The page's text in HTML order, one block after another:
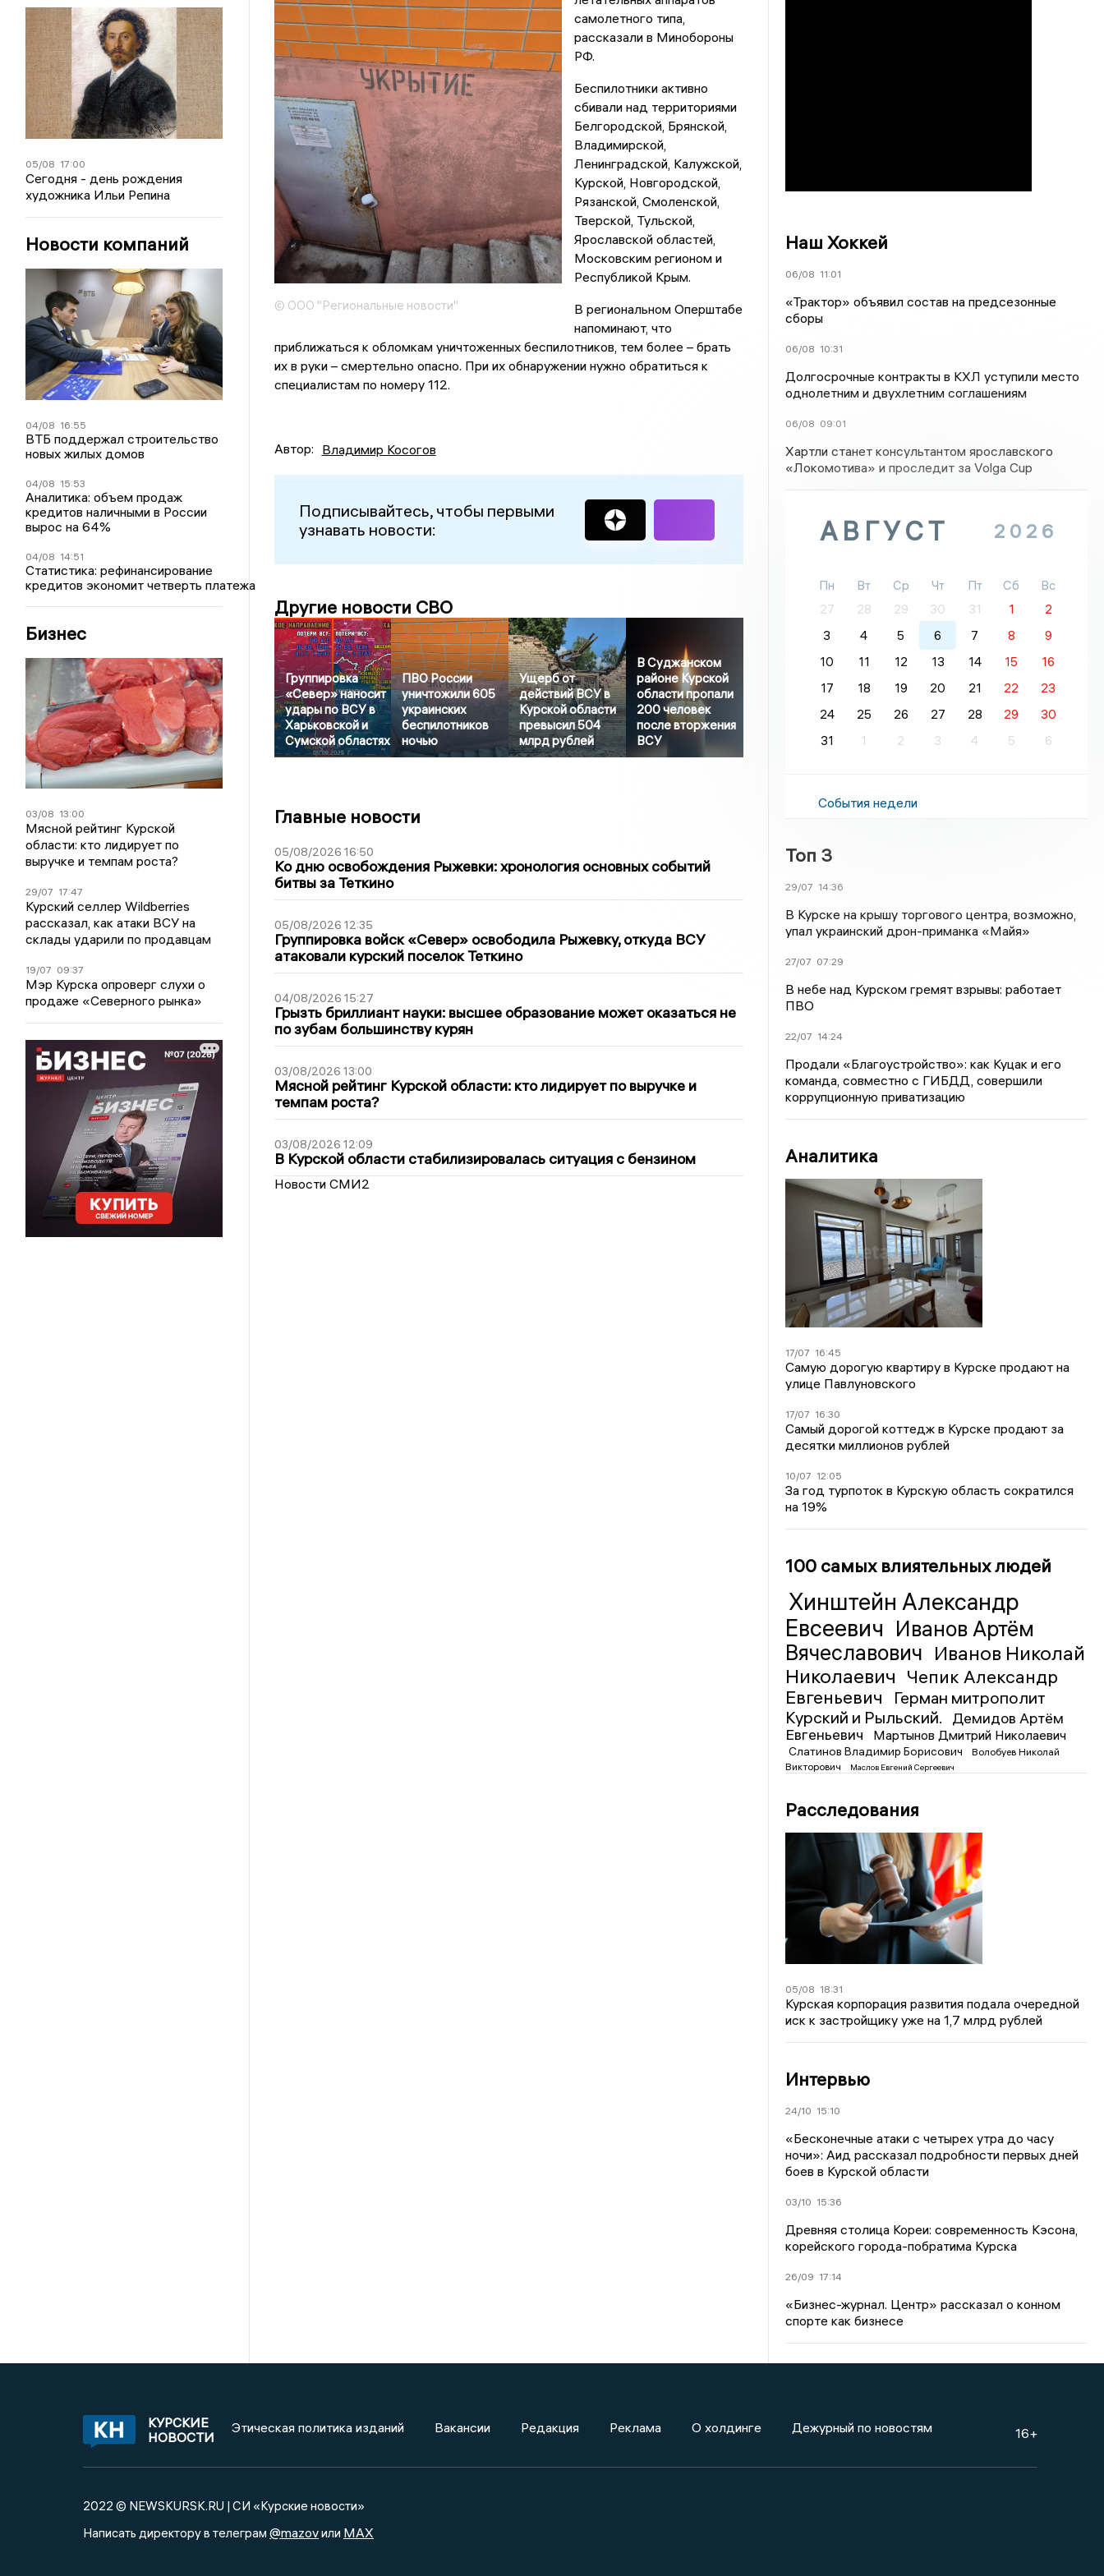
05/08 17:00
Сегодня - день рождения
художника Ильи Репина
Новости компаний
04/08 16:55
ВТБ поддержал строительство
новых жилых домов
04/08 15:53
Аналитика: объем продаж
кредитов наличными в России
вырос на 64%
04/08 14:51
Статистика: рефинансирование
кредитов экономит четверть платежа
Бизнес
03/08 13:00
Мясной рейтинг Курской
области: кто лидирует по
выручке и темпам роста?
29/07 17:47
Курский селлер Wildberries
рассказал, как атаки ВСУ на
склады ударили по продавцам
19/07 09:37
Мэр Курска опроверг слухи о
продаже «Северного рынка»
© ООО "Региональные новости"
самолетного типа,
рассказали в Минобороны
РФ.
Беспилотники активно
сбивали над территориями
Белгородской, Брянской,
Владимирской,
Ленинградской, Калужской,
Курской, Новгородской,
Рязанской, Смоленской,
Тверской, Тульской,
Ярославской областей,
Московским регионом и
Республикой Крым.
В региональном Оперштабе
напоминают, что
приближаться к обломкам уничтоженных беспилотников, тем более – брать
их в руки – смертельно опасно. При их обнаружении нужно обратиться к
специалистам по номеру 112.
Автор: Владимир Косогов
Подписывайтесь, чтобы первыми
узнавать новости:
Другие новости СВО
Группировка
«Север» наносит
удары по ВСУ в
Харьковской и
Сумской областях
ПВО России
уничтожили 605
украинских
беспилотников
ночью
Ущерб от
действий ВСУ в
Курской области
превысил 504
млрд рублей
В Суджанском
районе Курской
области пропали
200 человек
после вторжения
ВСУ
Главные новости
05/08/2026 16:50
Ко дню освобождения Рыжевки: хронология основных событий
битвы за Теткино
05/08/2026 12:35
Группировка войск «Север» освободила Рыжевку, откуда ВСУ
атаковали курский поселок Теткино
04/08/2026 15:27
Грызть бриллиант науки: высшее образование может оказаться не
по зубам большинству курян
03/08/2026 13:00
Мясной рейтинг Курской области: кто лидирует по выручке и
темпам роста?
03/08/2026 12:09
В Курской области стабилизировалась ситуация с бензином
Новости СМИ2
Наш Хоккей
06/08 11:01
«Трактор» объявил состав на предсезонные
сборы
06/08 10:31
Долгосрочные контракты в КХЛ уступили место
однолетним и двухлетним соглашениям
06/08 09:01
Хартли станет консультантом ярославского
«Локомотива» и проследит за Volga Cup
АВГУСТ 2026
Пн Вт Ср Чт Пт Сб
Вс
27
28 29 30 31 1
2
3
4 5 6 7 8
9
10
11 12 13 14 15
16
17
18 19 20 21 22
23
24
25 26 27 28 29
30
31
1 2 3 4 5 6
События недели
Топ 3
29/07 14:36
В Курске на крышу торгового центра, возможно,
упал украинский дрон-приманка «Майя»
27/07 07:29
В небе над Курском гремят взрывы: работает
ПВО
22/07 14:24
Продали «Благоустройство»: как Куцак и его
команда, совместно с ГИБДД, совершили
коррупционную приватизацию
Аналитика
17/07 16:45
Самую дорогую квартиру в Курске продают на
улице Павлуновского
17/07 16:30
Самый дорогой коттедж в Курске продают за
десятки миллионов рублей
10/07 12:05
За год турпоток в Курскую область сократился
на 19%
100 самых влиятельных людей
Хинштейн Александр
Евсеевич Иванов Артём
Вячеславович Иванов Николай
Николаевич Чепик Александр
Евгеньевич
Герман митрополит
Курский и Рыльский.
Демидов Артём
Евгеньевич
Мартынов Дмитрий Николаевич
Слатинов Владимир Борисович
Волобуев Николай
Викторович
Маслов Евгений Сергеевич
Расследования
05/08 18:31
Курская корпорация развития подала очередной
иск к застройщику уже на 1,7 млрд рублей
Интервью
24/10 15:10
«Бесконечные атаки с четырех утра до часу
ночи»: Аид рассказал подробности первых дней
боев в Курской области
03/10 15:36
Древняя столица Кореи: современность Кэсона,
корейского города-побратима Курска
26/09 17:14
«Бизнес-журнал. Центр» рассказал о конном
спорте как бизнесе
КУРСКИЕ
НОВОСТИ
Этическая политика изданий Вакансии Редакция Реклама О холдинге Дежурный по новостям 16+
2022 © NEWSKURSK.RU | СИ «Курские новости»
Написать директору в телеграм @mazovили MAX